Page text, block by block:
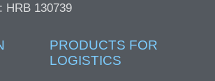
HRB 130739
PRODUCTS FOR
LOGISTICS